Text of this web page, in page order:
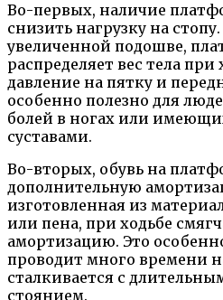
Во-первых, наличие
снизить нагрузку на
увеличенной подошве,
распределяет вес тела
давление на пятку и
особенно полезно для
болей в ногах или
суставами.
Во-вторых, обувь на
дополнительную
изготовленная из
или пена, при ходьбе
амортизацию. Это
проводит много времени
сталкивается с
стоянием.